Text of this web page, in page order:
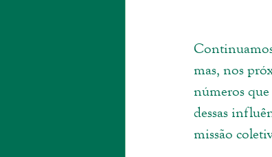
mas, nos
números que
dessas
missão